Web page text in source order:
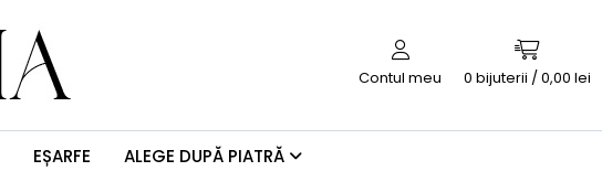
Contul meu 0 bijuterii / 0,00 lei
EȘARFE ALEGE DUPĂ PIATRĂ